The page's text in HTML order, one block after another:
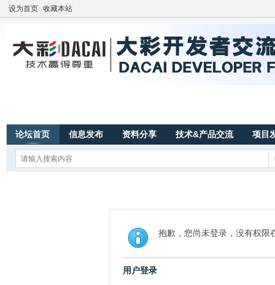
设为首页 收藏本站
论坛首页 信息发布 资料分享 技术&产品交流 项目
抱歉，您尚未登录，没有权限
用户登录